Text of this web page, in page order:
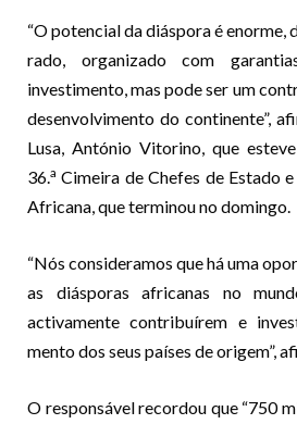
“O potencial da diáspora é enorme,
rado, organizado com
investimento, mas pode ser um
desenvolvimento do con­tinente”,
Lusa, António Vitorino, que
36. a Cimeira de Chefes de Estado
Africana, que terminou no domingo.
“Nós consideramos que há uma
as diásporas africanas no
activamente contribuírem e
mento dos seus países de origem”,
O responsável recordou que “750